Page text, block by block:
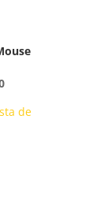
Rango
de